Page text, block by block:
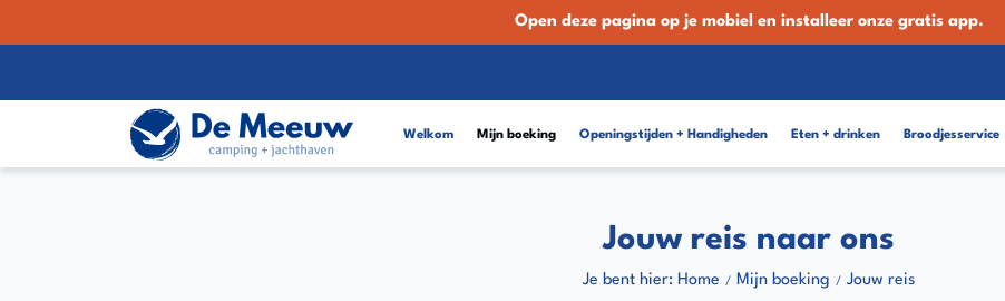
Open deze pagina op je mobiel en installeer onze gratis app.
Welkom Mijn boeking Openingstijden + Handigheden Eten + drinken Broodjesservice
Jouw reis naar ons
Je bent hier: Home Mijn boeking Jouw reis